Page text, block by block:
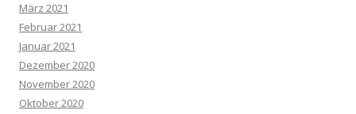
März 2021
Februar 2021
Januar 2021
Dezember 2020
November 2020
Oktober 2020